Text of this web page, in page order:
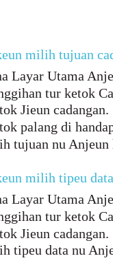
milih tujuan
Layar Utama
tur ketok
Jieun cadangan.
palang di
tujuan nu Anjeun
milih tipeu
Layar Utama
tur ketok
Jieun cadangan.
tipeu data nu